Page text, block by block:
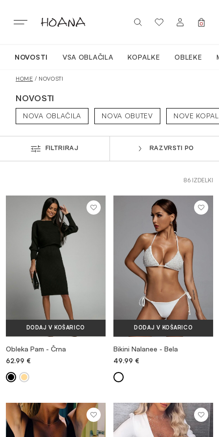
content
PRIJAVA / REGISTRACIJA
0
NOVOSTI VSA OBLAČILA KOPALKE OBLEKE
ACTIVEWEAR
MAJICE & TOPI
KOMPLETI TRENIRK
OBUTEV
DODATKI
OUTLET
HOME / NOVOSTI
NOVOSTI
NOVA OBLAČILA NOVA OBUTEV NOVE
FILTRIRAJ RAZVRSTI PO
86 IZDELKI
DODAJ V KOŠARICO
Obleka Pam - Črna
62.99 €
DODAJ V KOŠARICO
Bikini Nalanee - Bela
49.99 €